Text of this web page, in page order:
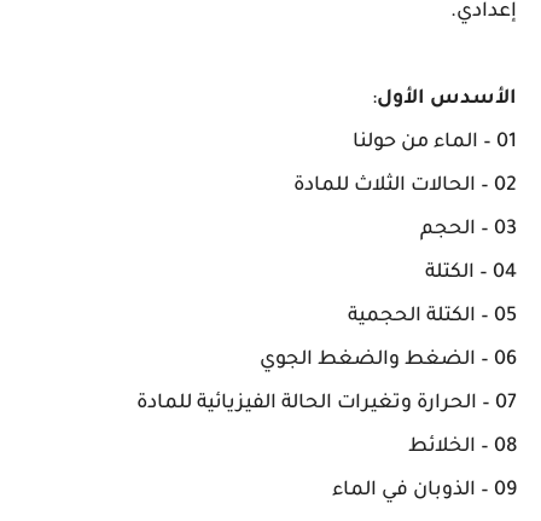
إعدادي.
الأسدس الأول:
01 – الماء من حولنا
02 – الحالات الثلاث للمادة
03 – الحجم
04 – الكتلة
05 – الكتلة الحجمية
06 – الضغط والضغط الجوي
07 – الحرارة وتغيرات الحالة الفيزيائية للمادة
08 – الخلائط
09 – الذوبان في الماء